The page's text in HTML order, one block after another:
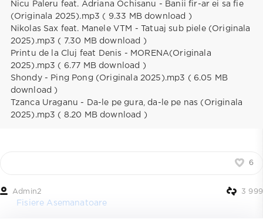
Nicu Paleru feat. Adriana Ochisanu - Banii fir-ar ei sa fie
(Originala 2025).mp3 ( 9.33 MB download )
Nikolas Sax feat. Manele VTM - Tatuaj sub piele (Originala
2025).mp3 ( 7.30 MB download )
Printu de la Cluj feat Denis - MORENA(Originala
2025).mp3 ( 6.77 MB download )
Shondy - Ping Pong (Originala 2025).mp3 ( 6.05 MB
download )
Tzanca Uraganu - Da-le pe gura, da-le pe nas (Originala
2025).mp3 ( 8.20 MB download )
6
Admin2 3 999
Fisiere Asemanatoare